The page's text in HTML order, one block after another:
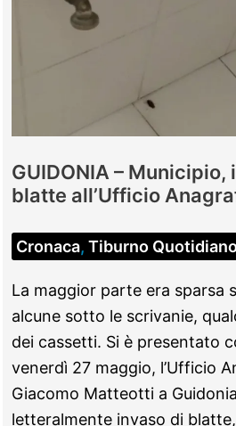
GUIDONIA – Municipio,
blatte all’Ufficio
Cronaca, Tiburno
La maggior parte era sparsa
alcune sotto le scrivanie,
dei cassetti. Si è presentato
venerdì 27 maggio, l’Ufficio
Giacomo Matteotti a
letteralmente invaso di